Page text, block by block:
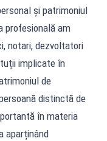
și patrimoniul
profesională am
notari, dezvoltatori
implicate în
de
distinctă de
în materia
aparținând